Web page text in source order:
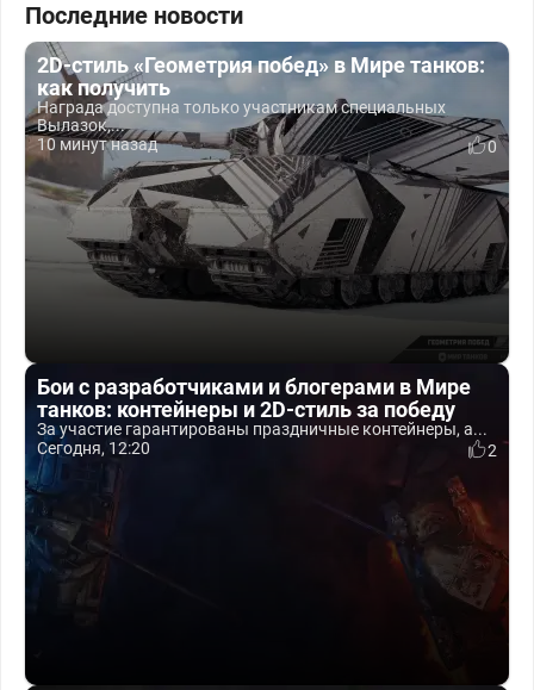
Последние новости
2D-стиль «Геометрия побед» в Мире танков:
как получить
Награда доступна только участникам специальных
Вылазок,...
10 минут назад
0
Бои с разработчиками и блогерами в Мире
танков: контейнеры и 2D-стиль за победу
За участие гарантированы праздничные контейнеры, а...
Сегодня, 12:20
2